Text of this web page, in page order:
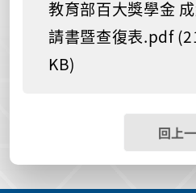
教育部百大獎學金
請書暨查復表.pdf
KB)
回上